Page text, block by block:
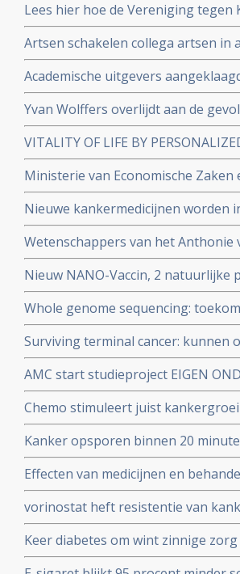
Lees hier hoe de Vereniging tegen
afgelopen jaren. Een overzicht
Artsen schakelen collega artsen in
zorg nodig heeft. Sommige artsen
zichzelf
Academische uitgevers
Uitgevers verdienden in 2023
belastinggeld
Yvan Wolffers overlijdt aan de
VITALITY OF LIFE BY
complementaire veld. 2 daags
NatuurApotheek en het 20+2 jarig
september 2022
Ministerie van Economische Zaken
bewust weg uit klimaatcampagne,
Nieuwe kankermedicijnen worden
Amerika (FDA) en kost
Wetenschappers van het
combinatiebehandeling (one-two-
tot genezende behandeling van
Nieuw NANO-Vaccin, 2
voorkomt melanomen en
uitstekend te werken
Whole genome sequencing:
samen met UMC Utrecht
Surviving terminal cancer: kunnen
te overwinnen? Drie mannen
15 en 20 jaar vrij van kanker met
AMC start studieproject EIGEN
en chronische vermoeidheid zelf
bijhouden via een app.
Chemo stimuleert juist
eiwit WNT16B dat ook grote rol
Kanker opsporen binnen 20
wordt binnen drie jaar mogelijk
Effecten van medicijnen en
moeten volgens het Zorginstituut
vorinostat heft resistentie van
dure medicijnen aldus Rene
zwaar voorbehandelde multiple
Keer diabetes om wint zinnige